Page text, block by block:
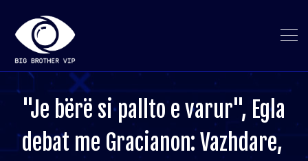
"Je bërë si pallto e varur", Egla
debat me Gracianon: Vazhdare,